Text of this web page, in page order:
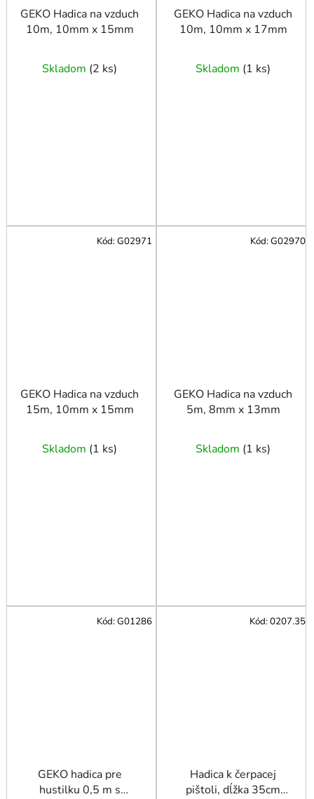
GEKO Hadica na vzduch
10m, 10mm x 15mm
Skladom (2 ks)
GEKO Hadica na vzduch
10m, 10mm x 17mm
Skladom (1 ks)
GEKO Hadica na vzduch
15m, 10mm x 15mm
Skladom (1 ks)
Kód:G02971
GEKO Hadica na vzduch
5m, 8mm x 13mm
Skladom (1 ks)
Kód:G02970
GEKO hadica pre
hustilku 0,5 m s
Kód:G01286
Hadica k čerpacej
pištoli, dĺžka 35cm
Kód:0207.35